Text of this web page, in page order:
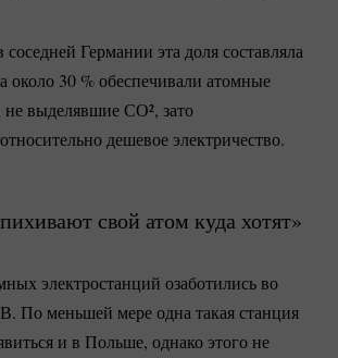
Германии эта доля составляла
около 30 %обеспечивали атомные
не выделявшие СО², зато
дешевое электричество.
свой атом куда хотят»
электростанций озаботились во
По меньшей мере одна такая станция
и в Польше, однако этого не